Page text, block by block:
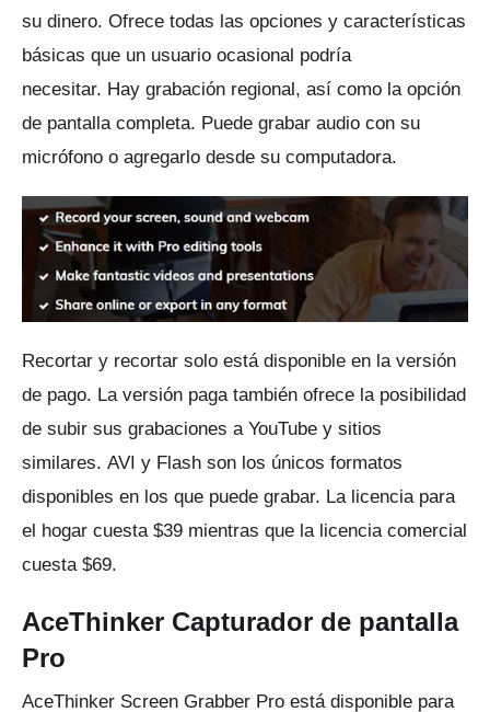
su dinero. Ofrece todas las opciones y características
básicas que un usuario ocasional podría
necesitar. Hay grabación regional, así como la opción
de pantalla completa. Puede grabar audio con su
micrófono o agregarlo desde su computadora.
Recortar y recortar solo está disponible en la versión
de pago. La versión paga también ofrece la posibilidad
de subir sus grabaciones a YouTube y sitios
similares. AVI y Flash son los únicos formatos
disponibles en los que puede grabar. La licencia para
el hogar cuesta $39 mientras que la licencia comercial
cuesta $69.
AceThinker Capturador de pantalla
Pro
AceThinker Screen Grabber Pro está disponible para